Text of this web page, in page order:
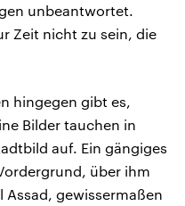
unbeantwortet.
Zeit nicht zu sein, die
hingegen gibt es,
Bilder tauchen in
auf. Ein gängiges
über ihm
Assad, gewissermaßen